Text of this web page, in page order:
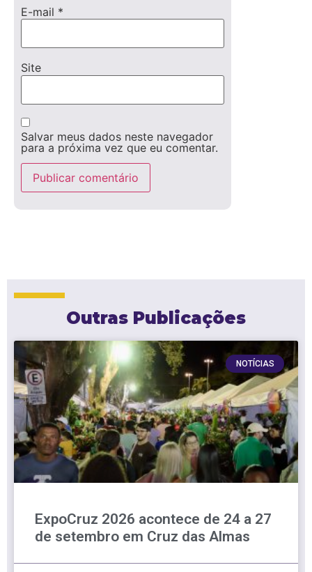
E-mail *
Site
Salvar meus dados neste navegador
para a próxima vez que eu comentar.
Outras Publicações
NOTÍCIAS
ExpoCruz 2026 acontece de 24 a 27
de setembro em Cruz das Almas